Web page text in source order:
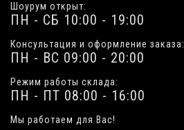
Шоурум открыт:
ПН - СБ 10:00 - 19:00
Консультация и оформление заказа:
ПН - ВС 09:00 - 20:00
Режим работы склада:
ПН - ПТ 08:00 - 16:00
Мы работаем для Вас!